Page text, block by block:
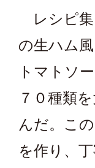
レシピ集
の生ハム
トマトソ
７０種類
んだ。こ
を作り、